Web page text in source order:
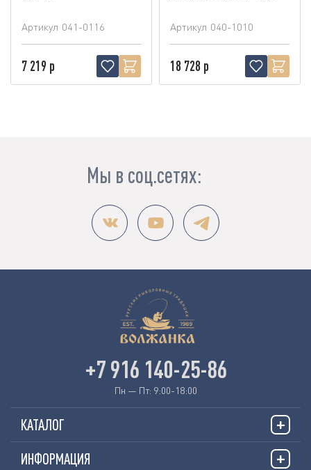
Артикул 041-0116
7 219 р
Артикул 040-1010
18 728 р
Мы в соц.сетях:
КАТАЛОГ
ИНФОРМАЦИЯ
+7 916 140-25-86
Пн — Пт: 9:00-18:00